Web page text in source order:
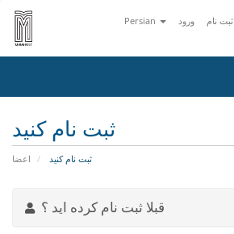
Persian ورود ثبت نام
ثبت نام کنید
اعضا ثبت نام کنید
قبلا ثبت نام کرده اید ؟